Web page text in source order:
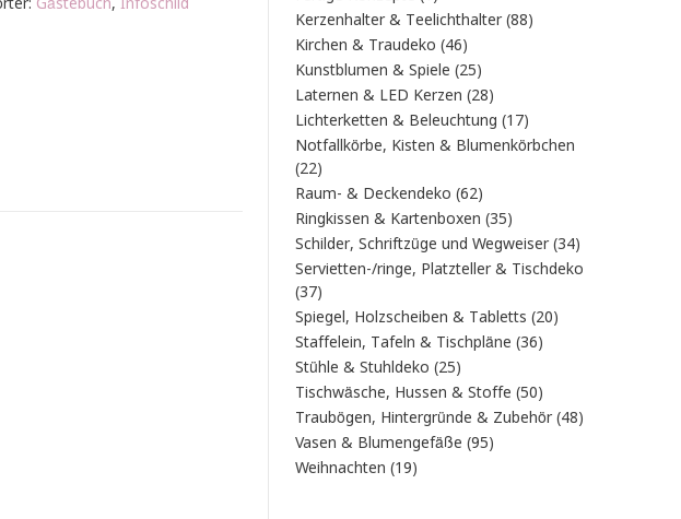
Gästebuch, Infoschild
Produkt
Kerzenhalter & Teelichthalter 8888
Kirchen & Traudeko 4646
Produkte
Kunstblumen & Spiele 2525
Produkte
Laternen & LED Kerzen 2828
Produkte
Lichterketten & Beleuchtung 1717
Produkte
Notfallkörbe, Kisten & Blumenkörbchen
2222
Produkte
Raum- & Deckendeko 6262
Produkte
Ringkissen & Kartenboxen 3535
Produkte
Schilder, Schriftzüge und Wegweiser 3434
Produkte
Servietten-/ringe, Platzteller & Tischdeko
3737
Produkte
Spiegel, Holzscheiben & Tabletts 2020
Staffelein, Tafeln & Tischpläne 3636
Stühle & Stuhldeko 2525
Produkte
Tischwäsche, Hussen & Stoffe 5050
Produkte
Traubögen, Hintergründe & Zubehör 4848
Vasen & Blumengefäße 9595
Weihnachten 1919